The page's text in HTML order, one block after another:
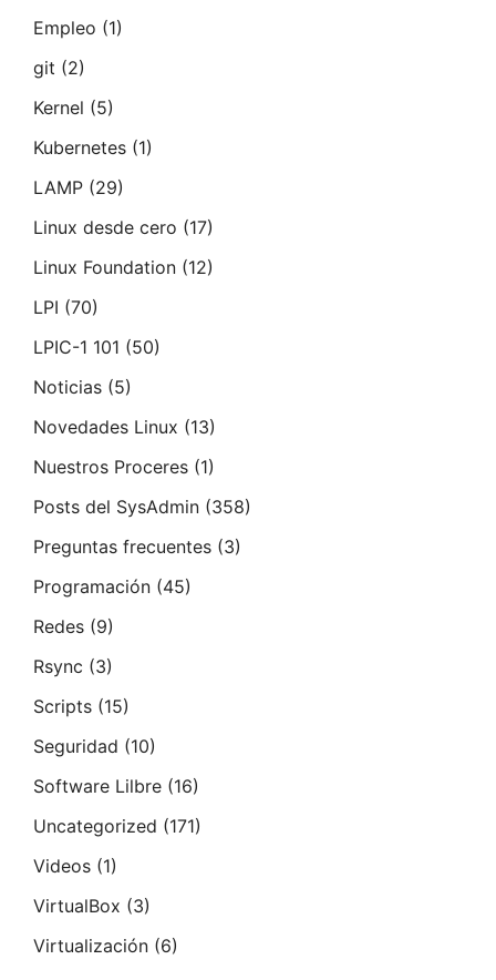
Empleo (1)
git (2)
Kernel (5)
Kubernetes (1)
LAMP (29)
Linux desde cero (17)
Linux Foundation (12)
LPI (70)
LPIC-1 101 (50)
Noticias (5)
Novedades Linux (13)
Nuestros Proceres (1)
Posts del SysAdmin (358)
Preguntas frecuentes (3)
Programación (45)
Redes (9)
Rsync (3)
Scripts (15)
Seguridad (10)
Software Lilbre (16)
Uncategorized (171)
Videos (1)
VirtualBox (3)
Virtualización (6)